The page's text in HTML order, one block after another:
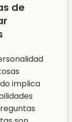
de
implica